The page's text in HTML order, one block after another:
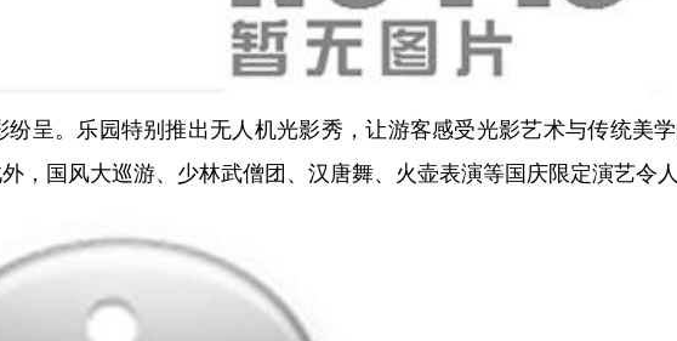
。乐园特别推出无人机光影秀，让游客感受光影艺术与传统美
，国风大巡游、少林武僧团、汉唐舞、火壶表演等国庆限定演艺令